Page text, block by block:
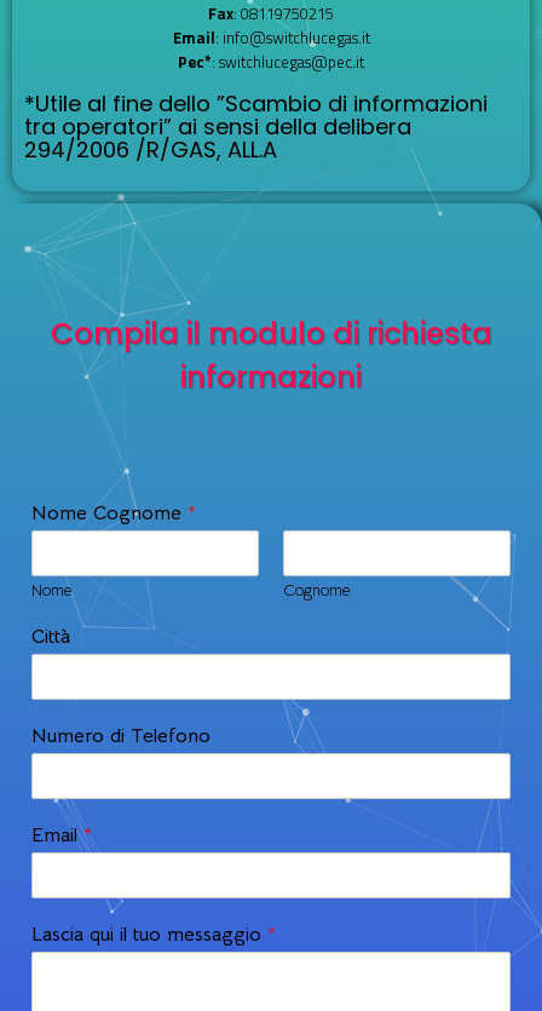
Fax: 08119750215
Email: info@switchlucegas.it
Pec*: switchlucegas@pec.it
*Utile al fine dello ”Scambio di informazioni
tra operatori” ai sensi della delibera
294/2006 /R/GAS, ALL.A
Compila il modulo di richiesta
informazioni
Nome Cognome *
Nome Cognome
Città
Numero di Telefono
Email*
Lascia qui il tuo messaggio *